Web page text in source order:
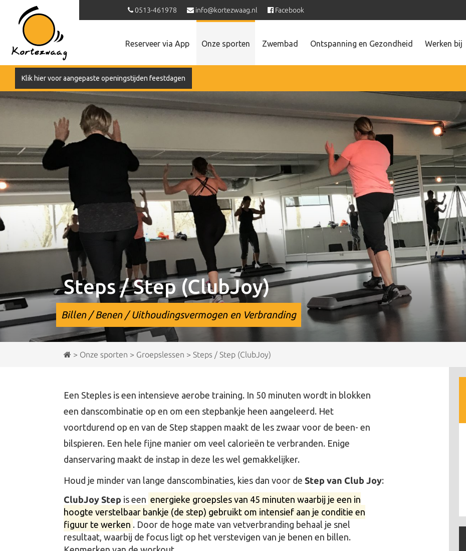
0513-461978 info@kortezwaag.nl Facebook
Reserveer via App Onze sporten Zwembad Ontspanning en Gezondheid Werken bij
Klik hier voor aangepaste openingstijden feestdagen
Steps / Step (ClubJoy)
Billen / Benen / Uithoudingsvermogen en Verbranding
> Onze sporten > Groepslessen > Steps / Step (ClubJoy)
Een Steples is een intensieve aerobe training. In 50 minuten wordt in blokken
een danscombinatie op en om een stepbankje heen aangeleerd. Het
voortdurend op en van de Step stappen maakt de les zwaar voor de been- en
bilspieren. Een hele fijne manier om veel calorieën te verbranden. Enige
danservaring maakt de instap in deze les wel gemakkelijker.
Houd je minder van lange danscombinaties, kies dan voor de Step van Club Joy:
ClubJoy Step is een energieke groepsles van 45 minuten waarbij je een in
hoogte verstelbaar bankje (de step) gebruikt om intensief aan je conditie en
figuur te werken . Door de hoge mate van vetverbranding behaal je snel
resultaat, waarbij de focus ligt op het verstevigen van je benen en billen.